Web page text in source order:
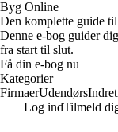
Byg Online
Den komplette guide
Denne e-bog guider
fra start til slut.
Få din e-bog nu
Kategorier
FirmaerUdendørs
Log indTilmeld